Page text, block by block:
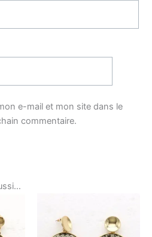
e-mail et mon site dans le
commentaire.